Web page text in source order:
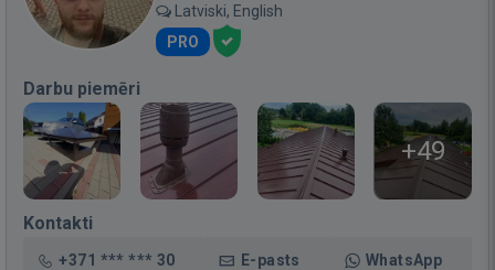
Latviski, English
PRO
Darbu piemēri
+49
Kontakti
+371 *** *** 30 E-pasts WhatsApp